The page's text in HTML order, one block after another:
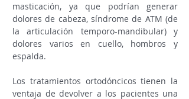
masticación, ya que podrían generar
dolores de cabeza, síndrome de ATM (de
la articulación temporo-mandibular) y
dolores varios en cuello, hombros y
espalda.
Los tratamientos ortodóncicos tienen la
ventaja de devolver a los pacientes una